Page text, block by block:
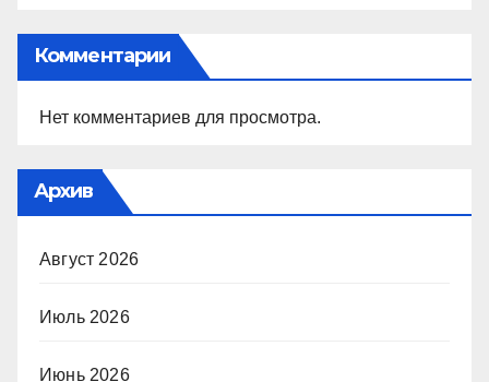
Комментарии
Нет комментариев для просмотра.
Архив
Август 2026
Июль 2026
Июнь 2026